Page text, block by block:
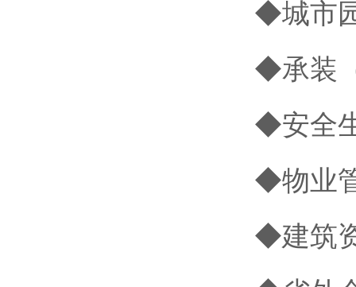
◆城市
◆承装
◆安全
◆物业
◆建筑